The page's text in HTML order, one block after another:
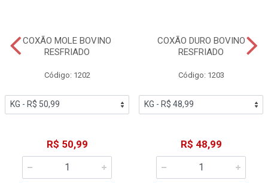
COXÃO MOLE BOVINO
RESFRIADO
Código: 1202
R$ 50,99
COXÃO DURO BOVINO
RESFRIADO
Código: 1203
R$ 48,99